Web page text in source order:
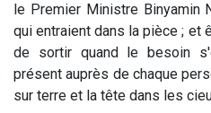
le Premier Ministre Binyamin
qui entraient dans la pièce ; et
de sortir quand le besoin
présent auprès de chaque
sur terre et la tête dans les